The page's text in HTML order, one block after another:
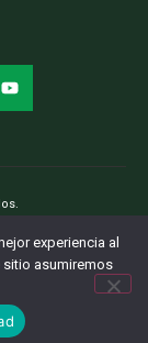
experiencia al
sitio asumiremos